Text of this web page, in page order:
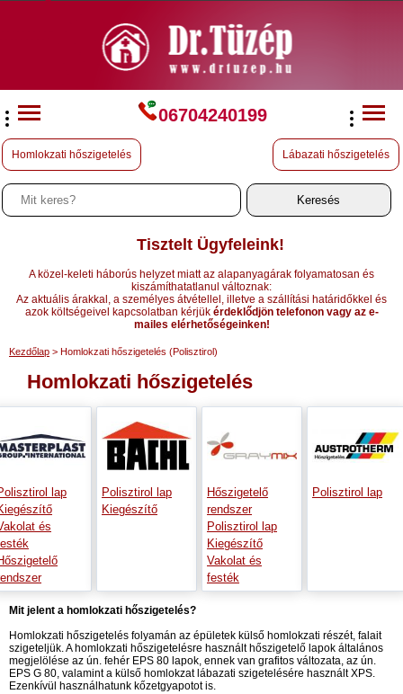
06704240199
Homlokzati hőszigetelés Lábazati hőszigetelés
Tisztelt Ügyfeleink!
A közel-keleti háborús helyzet miatt az alapanyagárak folyamatosan és
kiszámíthatatlanul változnak:
Az aktuális árakkal, a személyes átvétellel, illetve a szállítási határidőkkel és
azok költségeivel kapcsolatban kérjük érdeklődjön telefonon vagy az e-
mailes elérhetőségeinken!
Kezdőlap > Homlokzati hőszigetelés (Polisztirol)
Homlokzati hőszigetelés
lap
és
Polisztirol lap
Kiegészítő
Hőszigetelő
rendszer
Polisztirol lap
Kiegészítő
Vakolat és
festék
Polisztirol lap
Mit jelent a homlokzati hőszigetelés?
Homlokzati hőszigetelés folyamán az épületek külső homlokzati részét, falait
szigeteljük. A homlokzati hőszigetelésre használt hőszigetelő lapok általános
megjelölése az ún. fehér EPS 80 lapok, ennek van grafitos változata, az ún.
EPS G 80, valamint a külső homlokzat lábazati szigetelésére használt XPS.
Ezenkívül használhatunk kőzetgyapotot is.